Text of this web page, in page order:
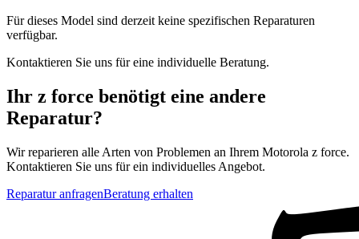
Für dieses Model sind derzeit keine spezifischen Reparaturen
verfügbar.
Kontaktieren Sie uns für eine individuelle Beratung.
Ihr z force benötigt eine andere
Reparatur?
Wir reparieren alle Arten von Problemen an Ihrem Motorola z force.
Kontaktieren Sie uns für ein individuelles Angebot.
Reparatur anfragenBeratung erhalten